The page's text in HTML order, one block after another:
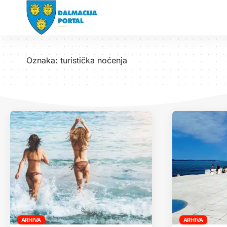
Oznaka: turistička noćenja
ARHIVA ARHIVA